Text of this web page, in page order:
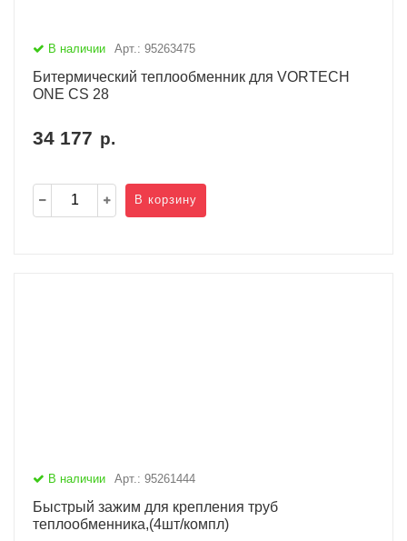
В наличии Арт.: 95263475
Битермический теплообменник для VORTECH
ONE CS 28
34 177 р.
В корзину
В наличии Арт.: 95261444
Быстрый зажим для крепления труб
теплообменника,(4шт/компл)